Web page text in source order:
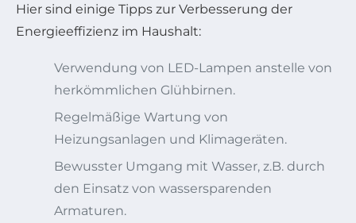
Hier sind einige Tipps zur Verbesserung der
Energieeffizienz im Haushalt:
Verwendung von LED-Lampen anstelle von
herkömmlichen Glühbirnen.
Regelmäßige Wartung von
Heizungsanlagen und Klimageräten.
Bewusster Umgang mit Wasser, z.B. durch
den Einsatz von wassersparenden
Armaturen.